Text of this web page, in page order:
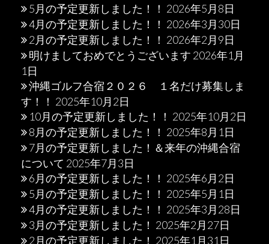
5月の予定更新しました！！ 2026年5月8日
4月の予定更新しました！！ 2026年3月30日
2月の予定更新しました！！ 2026年2月9日
明けましておめでとうございます 2026年1月
1日
沖縄ゴルフ合宿２０２６ １名だけ募集しま
す！！ 2025年10月2日
10月の予定更新しました！！ 2025年10月2日
8月の予定更新しました！！ 2025年8月1日
7月の予定更新しました！＆来年の沖縄合宿
について 2025年7月3日
6月の予定更新しました！！ 2025年6月2日
5月の予定更新しました！！ 2025年5月1日
4月の予定更新しました！！ 2025年3月28日
3月の予定更新しました！ 2025年2月27日
2月の予定更新しました！ 2025年1月31日